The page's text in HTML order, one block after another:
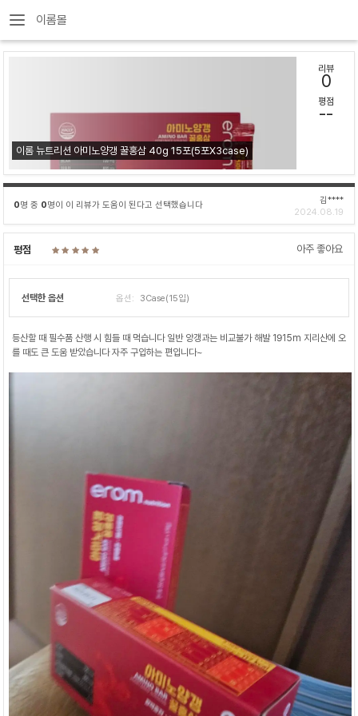
이롬몰
이롬 뉴트리션 아미노양갱 꿀홍삼 40g 15포(5포X3case)
리뷰
0
평점
--
0명 중 0명이 이 리뷰가 도움이 된다고 선택했습니다
김****
2024.08.19
평점 아주 좋아요
선택한 옵션 옵션: 3Case(15입)
등산할 때 필수품 산행 시 힘들 때 먹습니다 일반 양갱과는 비교불가 해발 1915m 지리산에 오
를 때도 큰 도움 받았습니다 자주 구입하는 편입니다~